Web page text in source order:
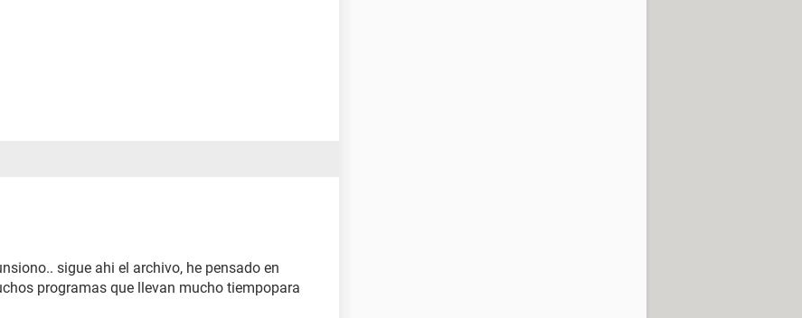
sigue ahi el archivo, he pensado en
programas que llevan mucho tiempopara